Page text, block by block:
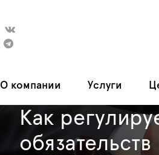
О компании Услуги
Как